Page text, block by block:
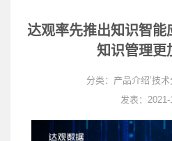
达观率先推出知识智能
知识管理更
分类： 产品介绍’技术
发表：2021-